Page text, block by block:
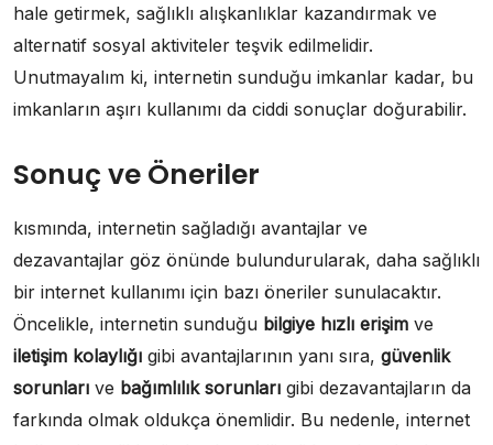
hale getirmek, sağlıklı alışkanlıklar kazandırmak ve
alternatif sosyal aktiviteler teşvik edilmelidir.
Unutmayalım ki, internetin sunduğu imkanlar kadar, bu
imkanların aşırı kullanımı da ciddi sonuçlar doğurabilir.
Sonuç ve Öneriler
kısmında, internetin sağladığı avantajlar ve
dezavantajlar göz önünde bulundurularak, daha sağlıklı
bir internet kullanımı için bazı öneriler sunulacaktır.
Öncelikle, internetin sunduğu bilgiye hızlı erişim ve
iletişim kolaylığı gibi avantajlarının yanı sıra, güvenlik
sorunları ve bağımlılık sorunları gibi dezavantajların da
farkında olmak oldukça önemlidir. Bu nedenle, internet